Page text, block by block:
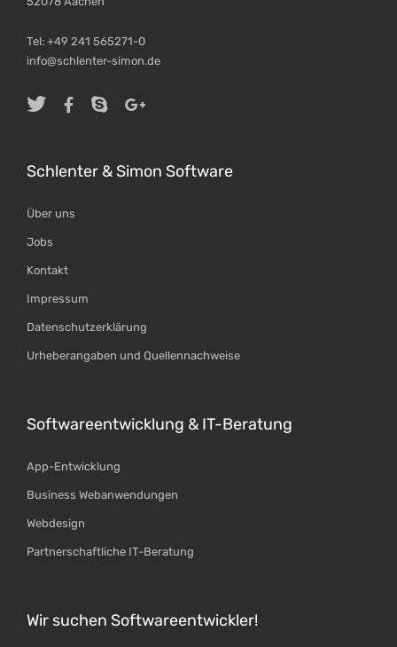
Tel: +49 241 565271-0
info@schlenter-simon.de
Schlenter & Simon Software
Über uns
Jobs
Kontakt
Impressum
Datenschutzerklärung
Urheberangaben und Quellennachweise
Softwareentwicklung & IT-Beratung
App-Entwicklung
Business Webanwendungen
Webdesign
Partnerschaftliche IT-Beratung
Wir suchen Softwareentwickler!